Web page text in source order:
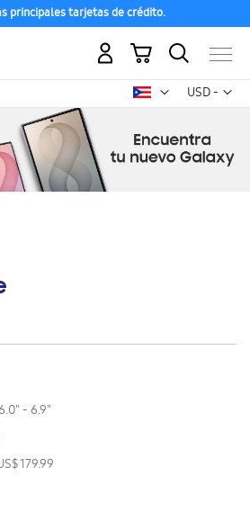
principales tarjetas de crédito.
USD -
dólar
Mi carrito
- 6.9"
179.99